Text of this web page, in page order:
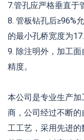
7.管孔应严格垂直于
8. 管板钻孔后≥96%
的最小孔桥宽度为
9. 除注明外，加工
精度。
本公司是专业生产
商，公司经过不断
工工艺，采用先进